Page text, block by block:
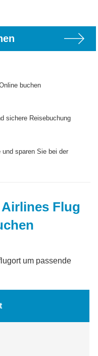
buchen
sichere Reisebuchung
sparen Sie bei der
Flug
um passende